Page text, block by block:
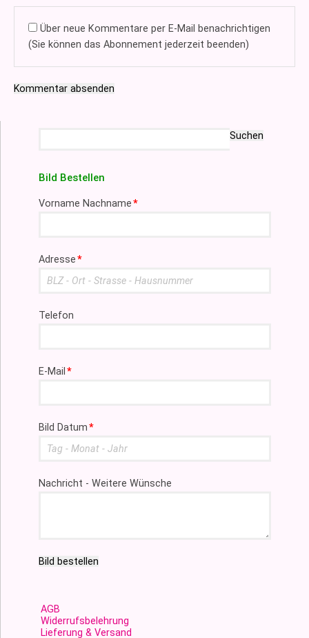
Über neue Kommentare per E-Mail benachrichtigen
(Sie können das Abonnement jederzeit beenden)
Kommentar absenden
Suchen
Bild Bestellen
Pflichtfeld
Vorname Nachname*
Pflichtfeld
Adresse*
Telefon
Pflichtfeld
E-Mail*
Pflichtfeld
Bild Datum*
Nachricht - Weitere Wünsche
Bild bestellen
AGB
Widerrufsbelehrung
Lieferung & Versand